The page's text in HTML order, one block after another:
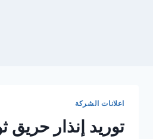
اعلانات الشركة
توريد إنذار حريق